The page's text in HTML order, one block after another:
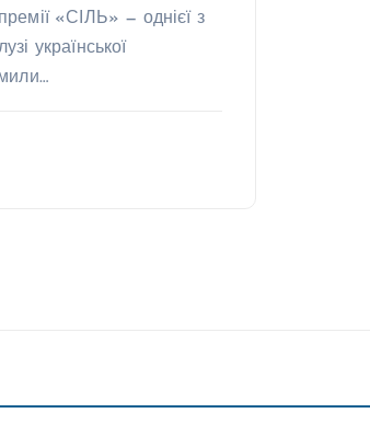
«СІЛЬ» — однієї з
української